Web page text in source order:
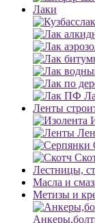
Лаки
Ленты
Лестницы,
Масла и
Метизы и